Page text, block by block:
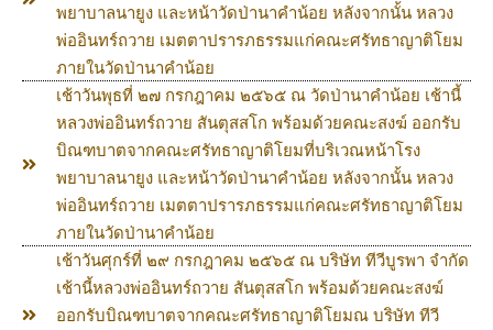
พยาบาลนายูง และหน้าวัดป่านาคำน้อย หลังจากนั้น หลวง
พ่ออินทร์ถวาย เมตตาปรารภธรรมแก่คณะศรัทธาญาติโยม
ภายในวัดป่านาคำน้อย
เช้าวันพุธที่ ๒๗ กรกฎาคม ๒๕๖๕ ณ วัดป่านาคำน้อย เช้านี้
หลวงพ่ออินทร์ถวาย สันตุสสโก พร้อมด้วยคณะสงฆ์ ออกรับ
บิณฑบาตจากคณะศรัทธาญาติโยมที่บริเวณหน้าโรง
พยาบาลนายูง และหน้าวัดป่านาคำน้อย หลังจากนั้น หลวง
พ่ออินทร์ถวาย เมตตาปรารภธรรมแก่คณะศรัทธาญาติโยม
ภายในวัดป่านาคำน้อย
เช้าวันศุกร์ที่ ๒๙ กรกฎาคม ๒๕๖๕ ณ บริษัท ทีวีบูรพา จำกัด
เช้านี้หลวงพ่ออินทร์ถวาย สันตุสสโก พร้อมด้วยคณะสงฆ์
ออกรับบิณฑบาตจากคณะศรัทธาญาติโยมณ บริษัท ทีวี